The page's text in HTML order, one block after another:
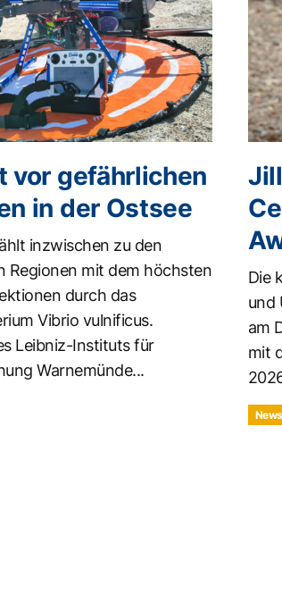
vor gefährlichen
in der Ostsee
inzwischen zu den
Regionen mit dem höchsten
durch das
Vibrio vulnificus.
Leibniz-Instituts für
Warnemünde...
Die
und
am
mit
News